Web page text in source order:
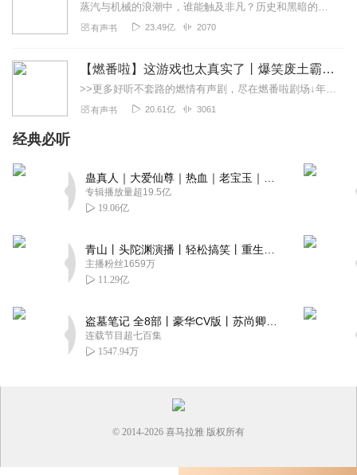
蒸汽与机械的浪潮中，谁能触及非凡？历史和黑暗的迷雾里，又是谁在耳语？我从诡秘中醒来，睁眼看见这个世界：枪械，大炮，巨舰，飞空艇，差分机；魔药，占卜，诅咒，倒吊人...
有声书 23.49亿 2070
【燃番啦】这游戏也太真实了丨爆笑废土霸榜神作丨紫襟剧社制作
>>更多好听不套路的燃情有声剧，尽在燃番啦剧场↓年度重磅推荐本专辑为VIP免费专辑每天上午10点5集更新，订阅可以听到最新内容哦！每周抽一个专辑五星优质评论送...
有声书 20.61亿 3061
经典必听
专辑播放量超19.5亿
19.06亿
主播粉丝1659万
11.29亿
连载节目超七百集
1547.94万
© 2014-2026 喜马拉雅 版权所有